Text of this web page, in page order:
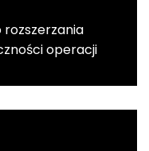
operacji